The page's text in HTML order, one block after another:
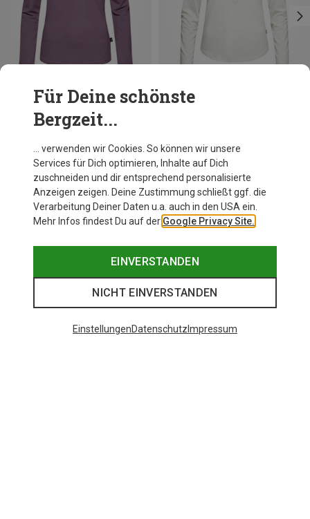
Du sparst 32%
Für Deine schönste
Bergzeit...
… verwenden wir Cookies. So können wir unsere
Services für Dich optimieren, Inhalte auf Dich
zuschneiden und dir entsprechend personalisierte
Anzeigen zeigen. Deine Zustimmung schließt ggf. die
Verarbeitung Deiner Daten u.a. auch in den USA ein.
Mehr Infos findest Du auf der Google Privacy Site.
EINVERSTANDEN
NICHT EINVERSTANDEN
EinstellungenDatenschutz Impressum